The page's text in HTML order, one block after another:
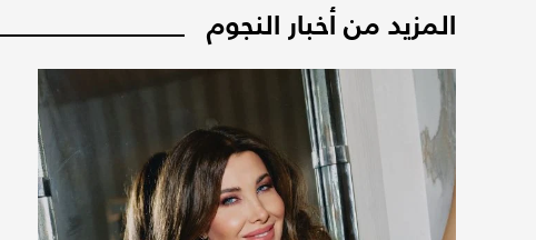
المزيد من أخبار النجوم